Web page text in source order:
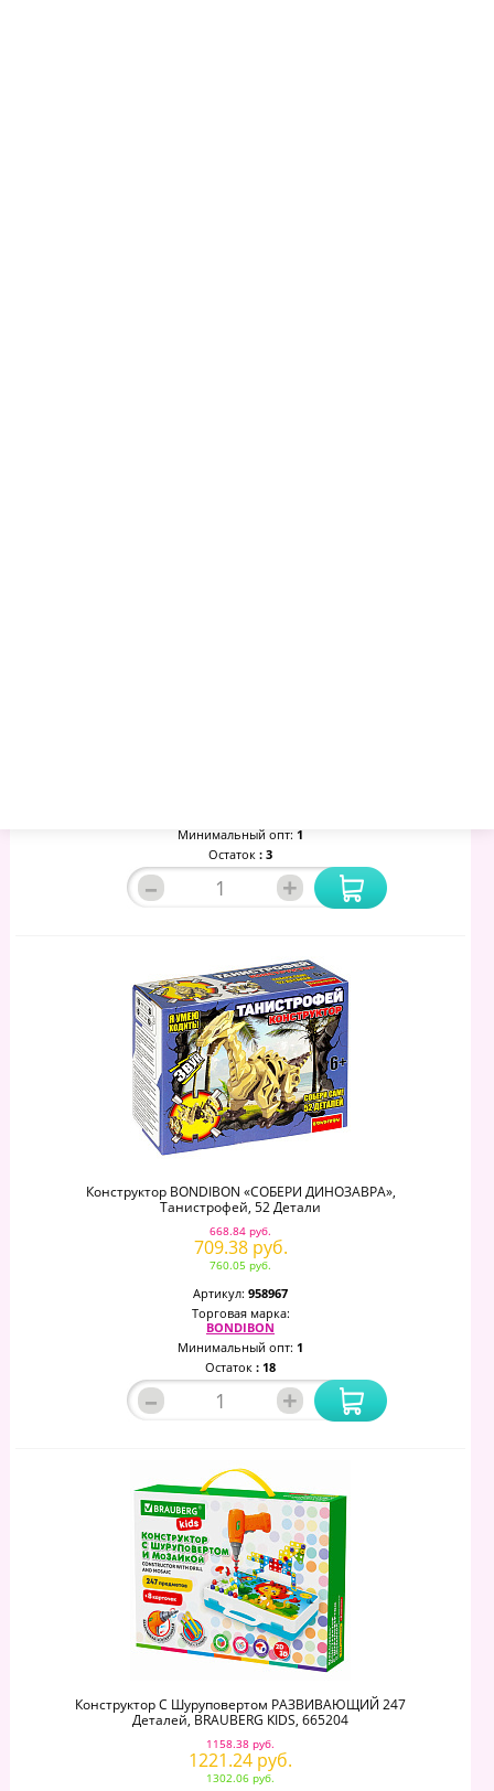
Минимальный опт: 1
Остаток : 3
– +
Конструктор BONDIBON «СОБЕРИ ДИНОЗАВРА»,
Танистрофей, 52 Детали
668.84 руб.
709.38 руб.
760.05 руб.
Артикул: 958967
Торговая марка:
BONDIBON
Минимальный опт: 1
Остаток : 18
– +
Конструктор С Шуруповертом РАЗВИВАЮЩИЙ 247
Деталей, BRAUBERG KIDS, 665204
1158.38 руб.
1221.24 руб.
1302.06 руб.